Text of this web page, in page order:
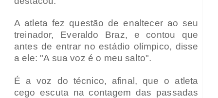
A atleta fez questão de enaltecer ao seu
treinador, Everaldo Braz, e contou que
antes de entrar no estádio olímpico, disse
a ele: "A sua voz é o meu salto".
É a voz do técnico, afinal, que o atleta
cego escuta na contagem das passadas